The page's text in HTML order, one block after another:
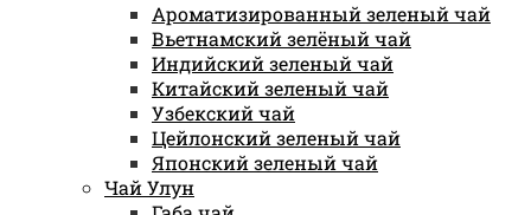
Ароматизированный зеленый чай
Вьетнамский зелёный чай
Индийский зеленый чай
Китайский зеленый чай
Узбекский чай
Цейлонский зеленый чай
Японский зеленый чай
Чай Улун